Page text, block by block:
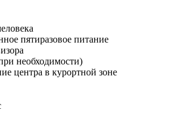
пятиразовое питание
необходимости)
центра в курортной зоне